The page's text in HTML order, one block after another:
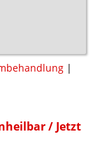
|
/ Jetzt